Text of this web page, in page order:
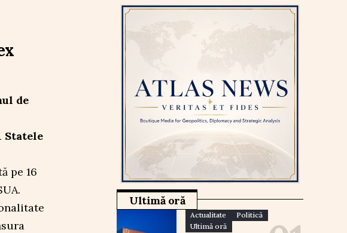
de
Statele
pe 16
Ultimă oră
Actualitate
Politică
Ultimă oră